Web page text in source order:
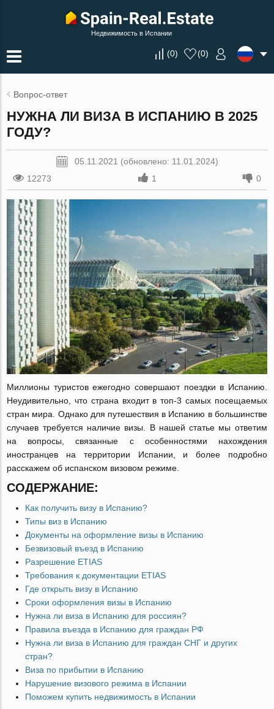
Недвижимость в Испании
(0) (0)
Вопрос-ответ
НУЖНА ЛИ ВИЗА В ИСПАНИЮ В 2025
ГОДУ?
05.11.2021 (обновлено: 11.01.2024)
12273
1 0
Миллионы туристов ежегодно совершают поездки в Испанию.
Неудивительно, что страна входит в топ-3 самых посещаемых
стран мира. Однако для путешествия в Испанию в большинстве
случаев требуется наличие визы. В нашей статье мы ответим
на вопросы, связанные с особенностями нахождения
иностранцев на территории Испании, и более подробно
расскажем об испанском визовом режиме.
СОДЕРЖАНИЕ:
Как получить визу в Испанию?
Типы виз в Испанию
Документы на оформление визы в Испанию
Безвизовый въезд в Испанию
Разрешение ETIAS
Требования к документации ETIAS
Где открыть визу в Испанию
Сроки оформления визы в Испанию
Нужна ли виза в Испанию для россиян?
Правила въезда в Испанию для граждан РФ
Нужна ли виза в Испанию для граждан СНГ и других
стран?
Виза по прибытии в Испанию
Нарушение визового режима в Испании
Поможем купить недвижимость в Испании